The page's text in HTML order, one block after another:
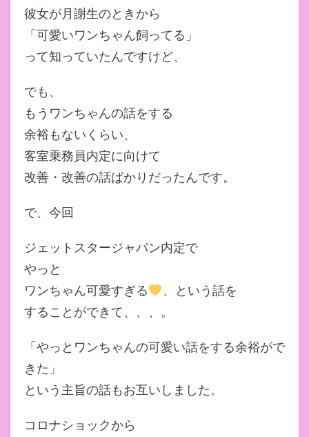
彼女が月謝生のときから
「可愛いワンちゃん飼ってる」
って知っていたんですけど、
でも、
もうワンちゃんの話をする
余裕もないくらい、
客室乗務員内定に向けて
改善・改善の話ばかりだったんです。
で、今回
ジェットスタージャパン内定で
やっと
ワンちゃん可愛すぎる
、という話を
することができて、、、。
「やっとワンちゃんの可愛い話をする余裕がで
きた」
という主旨の話もお互いしました。
コロナショックから